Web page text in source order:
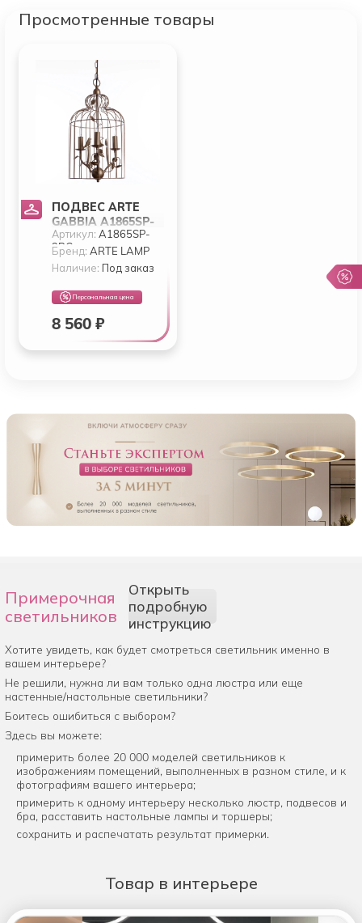
Просмотренные товары
ПОДВЕС ARTE
GABBIA A1865SP-
3BG
Артикул:A1865SP-
3BG
Бренд:ARTE LAMP
Наличие: Под заказ
Персональная цена
8 560 ₽
Примерочная
светильников
Открыть
подробную
инструкцию
Хотите увидеть, как будет смотреться светильник именно в
вашем интерьере?
Не решили, нужна ли вам только одна люстра или еще
настенные/настольные светильники?
Боитесь ошибиться с выбором?
Здесь вы можете:
примерить более 20 000 моделей светильников к
изображениям помещений, выполненных в разном стиле, и к
фотографиям вашего интерьера;
примерить к одному интерьеру несколько люстр, подвесов и
бра, расставить настольные лампы и торшеры;
сохранить и распечатать результат примерки.
Товар в интерьере